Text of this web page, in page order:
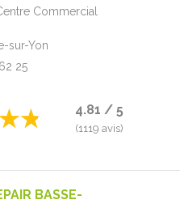
Commercial
sur-Yon
25
4.81 / 5
(1119 avis)
BASSE-